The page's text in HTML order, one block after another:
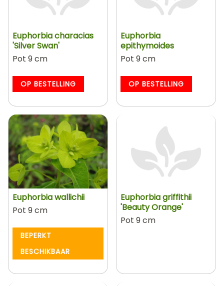
Euphorbia characias
'Silver Swan'
Pot 9 cm
OP BESTELLING
Euphorbia
epithymoides
Pot 9 cm
OP BESTELLING
Euphorbia wallichii
Pot 9 cm
BEPERKT
BESCHIKBAAR
Euphorbia griffithii
'Beauty Orange'
Pot 9 cm